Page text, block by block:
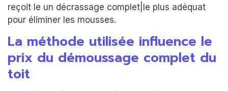
reçoit le un décrassage complet|le plus adéquat
pour éliminer les mousses.
La méthode utilisée influence le
prix du démoussage complet du
toit